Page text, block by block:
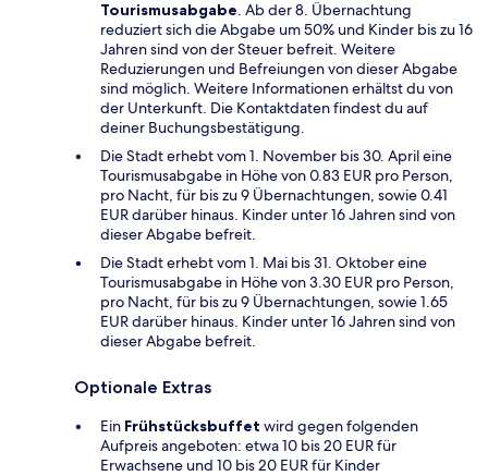
Tourismusabgabe. Ab der 8. Übernachtung
reduziert sich die Abgabe um 50% und Kinder bis zu 16
Jahren sind von der Steuer befreit. Weitere
Reduzierungen und Befreiungen von dieser Abgabe
sind möglich. Weitere Informationen erhältst du von
der Unterkunft. Die Kontaktdaten findest du auf
deiner Buchungsbestätigung.
Die Stadt erhebt vom 1. November bis 30. April eine
Tourismusabgabe in Höhe von 0.83 EUR pro Person,
pro Nacht, für bis zu 9 Übernachtungen, sowie 0.41
EUR darüber hinaus. Kinder unter 16 Jahren sind von
dieser Abgabe befreit.
Die Stadt erhebt vom 1. Mai bis 31. Oktober eine
Tourismusabgabe in Höhe von 3.30 EUR pro Person,
pro Nacht, für bis zu 9 Übernachtungen, sowie 1.65
EUR darüber hinaus. Kinder unter 16 Jahren sind von
dieser Abgabe befreit.
Optionale Extras
Ein Frühstücksbuffet wird gegen folgenden
Aufpreis angeboten: etwa 10 bis 20 EUR für
Erwachsene und 10 bis 20 EUR für Kinder